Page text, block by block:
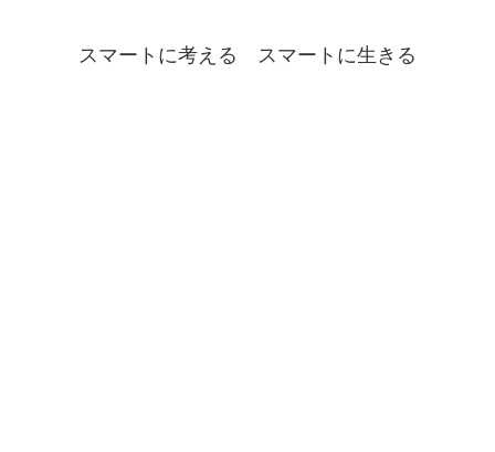
スマートに考える スマートに生きる